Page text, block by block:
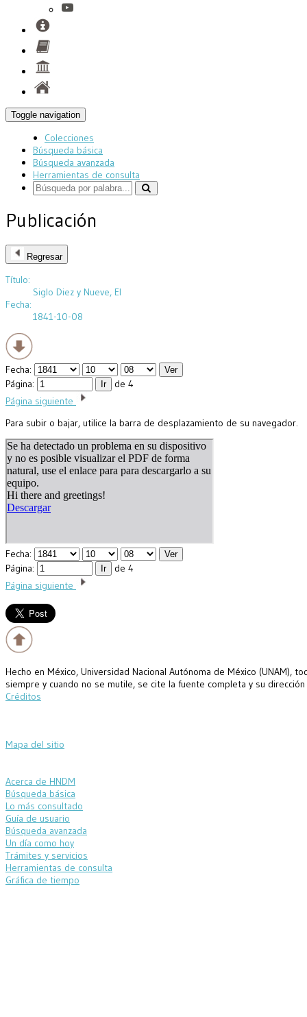
Toggle navigation
Colecciones
Búsqueda básica
Búsqueda avanzada
Herramientas de consulta
Publicación
Regresar
Título:
Siglo Diez y Nueve, El
Fecha:
1841-10-08
Fecha:
Página:
de 4
Página siguiente
Para subir o bajar, utilice la barra de desplazamiento de su navegador.
Fecha:
Página:
de 4
Página siguiente
Hecho en México, Universidad Nacional Autónoma de México
siempre y cuando no se mutile, se cite la fuente completa y su
Créditos
Mapa del sitio
Acerca de HNDM
Búsqueda básica
Lo más consultado
Guía de usuario
Búsqueda avanzada
Un día como hoy
Trámites y servicios
Herramientas de consulta
Gráfica de tiempo